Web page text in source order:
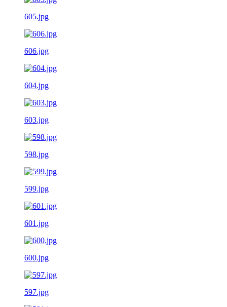
605.jpg
606.jpg
604.jpg
603.jpg
598.jpg
599.jpg
601.jpg
600.jpg
597.jpg